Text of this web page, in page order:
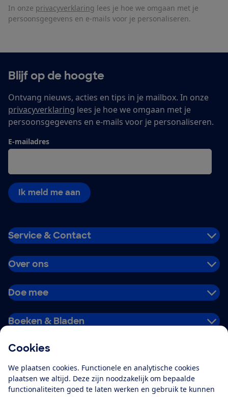
Cookies
We plaatsen cookies. Functionele en analytische cookies
plaatsen we altijd. Deze zijn noodzakelijk om bepaalde
functionaliteiten goed te laten werken en gebruik te kunnen
In onze privacyverklaring lees je hoe we omgaan met je
persoonsgegevens en e-mails voor je personaliseren.
Blijf op de hoogte
Ontvang nieuws, acties en tips in je mailbox. In onze
privacyverklaring lees je hoe we omgaan met je
persoonsgegevens en e-mails voor je personaliseren.
E-mailadres
Ik meld me aan
Service & Contact
Over ons
Doe mee
Boeken & Bladen